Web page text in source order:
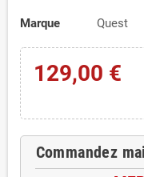
Marque Quest
129,00 €
Commandez